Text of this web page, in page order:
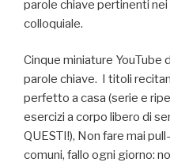
parole chiave pertinenti
colloquiale.
Cinque miniature YouTube
parole chiave. I titoli
perfetto a casa (serie e
esercizi a corpo libero di
QUESTI!), Non fare mai
comuni, fallo ogni giorno: